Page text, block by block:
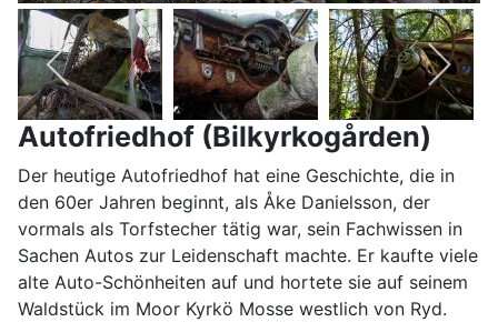
Autofriedhof (Bilkyrkogården)
Der heutige Autofriedhof hat eine Geschichte, die in
den 60er Jahren beginnt, als Åke Danielsson, der
vormals als Torfstecher tätig war, sein Fachwissen in
Sachen Autos zur Leidenschaft machte. Er kaufte viele
alte Auto-Schönheiten auf und hortete sie auf seinem
Waldstück im Moor Kyrkö Mosse westlich von Ryd.